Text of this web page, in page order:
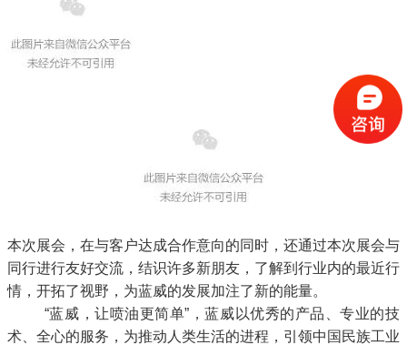
本次展会，在与客户达成合作意向的同时，还通过本次展会与
同行进行友好交流，结识许多新朋友，了解到行业内的最近行
情，开拓了视野，为蓝威的发展加注了新的能量。
“蓝威，让喷油更简单”，蓝威以优秀的产品、专业的技
术、全心的服务，为推动人类生活的进程，引领中国民族工业